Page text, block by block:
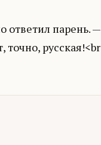
ответил парень.